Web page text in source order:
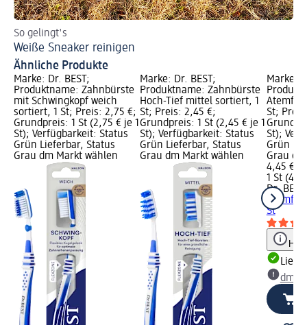
So gelingt's
Weiße Sneaker reinigen
Ähnliche Produkte
Marke: Dr. BEST;
Produktname: Zahnbürste
mit Schwingkopf weich
sortiert, 1 St; Preis: 2,75 €;
Grundpreis: 1 St (2,75 € je 1
St); Verfügbarkeit: Status
Grün Lieferbar, Status
Grau dm Markt wählen
Marke: Dr. BEST;
Produktname: Zahnbürste
Hoch-Tief mittel sortiert, 1
St; Preis: 2,45 €;
Grundpreis: 1 St (2,45 € je 1
St); Verfügbarkeit: Status
Grün Lieferbar, Status
Grau dm Markt wählen
Marke:
St;
St);
Grün
Grau
4,45 €
1 St
Dr. BEST
St
dm